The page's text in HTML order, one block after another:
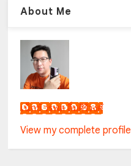
About Me
เน็กซ์ วรพล ลิ่มศิริวงศ์
View my complete profile